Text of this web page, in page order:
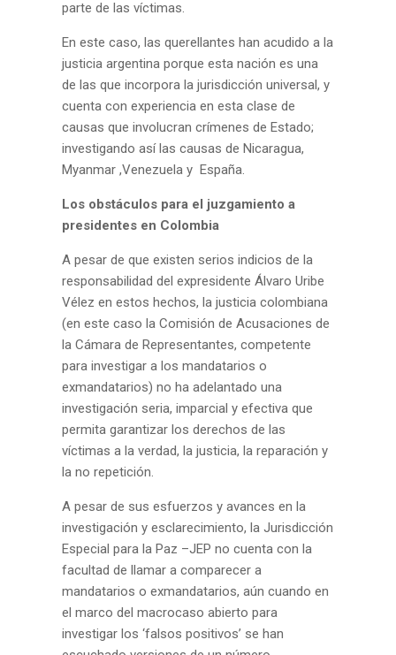
parte de las víctimas.
En este caso, las querellantes han acudido a la
justicia argentina porque esta nación es una
de las que incorpora la jurisdicción universal, y
cuenta con experiencia en esta clase de
causas que involucran crímenes de Estado;
investigando así las causas de Nicaragua,
Myanmar ,Venezuelay España.
Los obstáculos para el juzgamiento a
presidentes en Colombia
A pesar de que existen serios indicios de la
responsabilidad del expresidente Álvaro Uribe
Vélez en estos hechos, la justicia colombiana
(en este caso la Comisión de Acusaciones de
la Cámara de Representantes, competente
para investigar a los mandatarios o
exmandatarios) no ha adelantado una
investigación seria, imparcial y efectiva que
permita garantizar los derechos de las
víctimas a la verdad, la justicia, la reparación y
la no repetición.
A pesar de sus esfuerzos y avances en la
investigación y esclarecimiento, la Jurisdicción
Especial para la Paz –JEP no cuenta con la
facultad de llamar a comparecer a
mandatarios o exmandatarios, aún cuando en
el marco del macrocaso abierto para
investigar los ‘falsos positivos’ se han